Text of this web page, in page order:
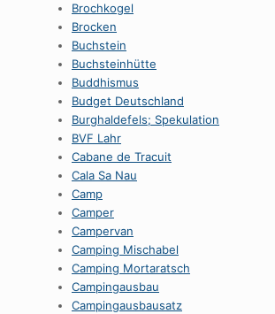
Brochkogel
Brocken
Buchstein
Buchsteinhütte
Buddhismus
Budget Deutschland
Burghaldefels; Spekulation
BVF Lahr
Cabane de Tracuit
Cala Sa Nau
Camp
Camper
Campervan
Camping Mischabel
Camping Mortaratsch
Campingausbau
Campingausbausatz